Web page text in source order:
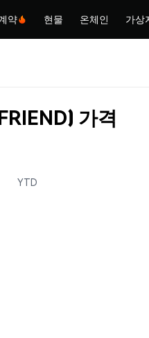
약 현물 온체인 가상
가격
YTD